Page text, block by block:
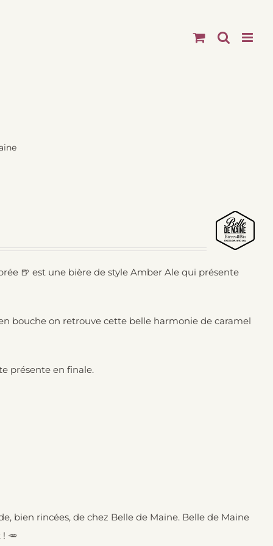
🍺 est une bière de style Amber Ale qui présente
bouche on retrouve cette belle harmonie de caramel
présente en finale.
bien rincées, de chez Belle de Maine. Belle de Maine
🥕